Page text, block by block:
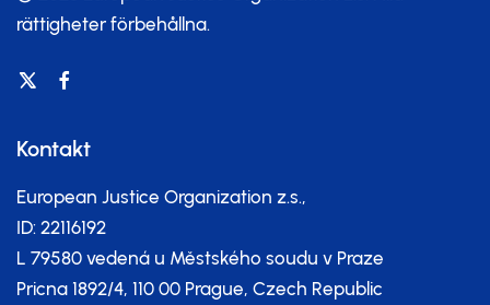
rättigheter förbehållna.
Kontakt
European Justice Organization z.s.,
ID: 22116192
L 79580 vedená u Městského soudu v Praze
Pricna 1892/4, 110 00 Prague, Czech Republic